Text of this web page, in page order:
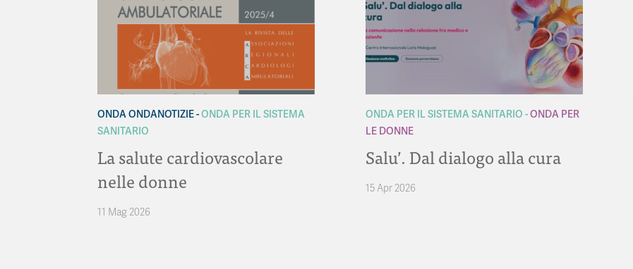
ONDA ONDANOTIZIE ONDA PER IL SISTEMA
SANITARIO
La salute cardiovascolare
nelle donne
11 Mag 2026
ONDA PER IL SISTEMA SANITARIO
ONDA PER
LE DONNE
Salu’. Dal dialogo alla cura
15 Apr 2026